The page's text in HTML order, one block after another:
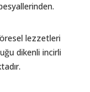
lezzetleri
dikenli incirli